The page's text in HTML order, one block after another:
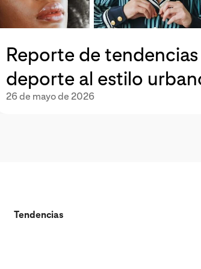
Reporte de
deporte al estilo
26 de mayo de 2026
Tendencias